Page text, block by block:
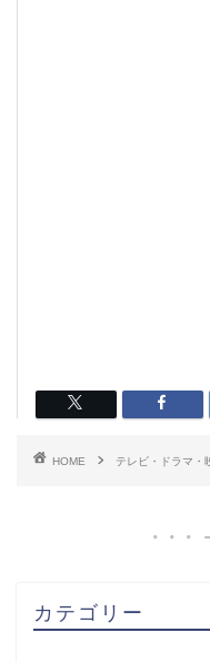
HOME テレビ・ドラマ・
カテゴリー